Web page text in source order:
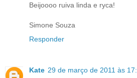
Beijoooo ruiva linda e ryca!
Simone Souza
Responder
Kate 29 de março de 2011 às